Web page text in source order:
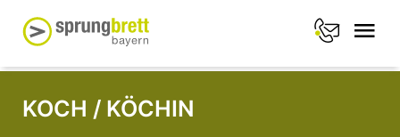
KOCH / KÖCHIN